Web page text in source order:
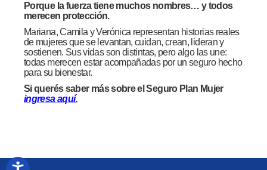
Porque la fuerza tiene muchos nombres… y todos
merecen protección.
Mariana, Camila y Verónica representan historias reales
de mujeres que se levantan, cuidan, crean, lideran y
sostienen. Sus vidas son distintas, pero algo las une:
todas merecen estar acompañadas por un seguro hecho
para su bienestar.
Si querés saber más sobre el Seguro Plan Mujer
ingresa aquí.